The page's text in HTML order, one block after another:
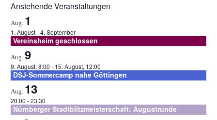
Anstehende Veranstaltungen
Aug. 1
1. August-4. September
Vereinsheim geschlossen
Aug. 9
9. August, 8:00 - 15. August, 12:00
DSJ-Sommercamp nahe Göttingen
Aug. 13
20:00 -23:30
Nürnberger Stadtblitzmeisterschaft: Augustrunde